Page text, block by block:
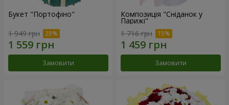
Букет "Портофіно"
1 949 грн
Замовити
Композиція "Сніданок у
Парижі"
1 716 грн
Замовити